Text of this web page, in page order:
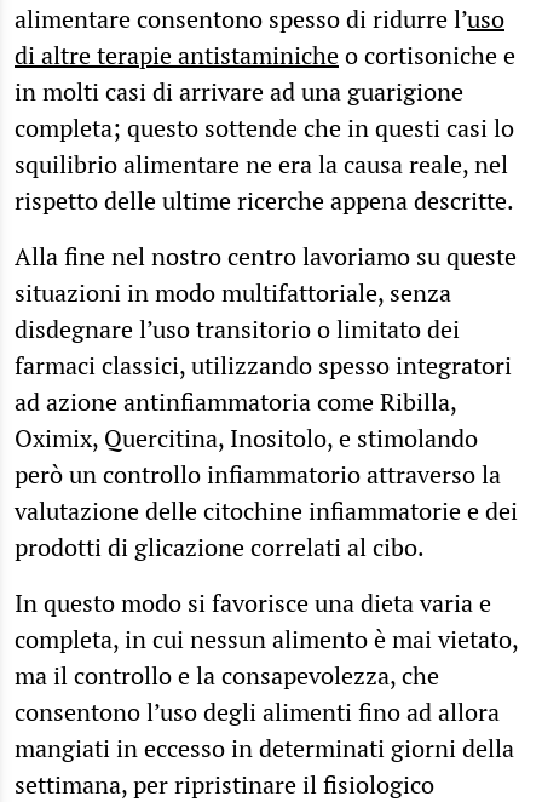
alimentare consentono spesso di ridurre l’uso
di altre terapie antistaminicheo cortisoniche e
in molti casi di arrivare ad una guarigione
completa; questo sottende che in questi casi lo
squilibrio alimentare ne era la causa reale, nel
rispetto delle ultime ricerche appena descritte.
Alla fine nel nostro centro lavoriamo su queste
situazioni in modo multifattoriale, senza
disdegnare l’uso transitorio o limitato dei
farmaci classici, utilizzando spesso integratori
ad azione antinfiammatoria come Ribilla,
Oximix, Quercitina, Inositolo, e stimolando
però un controllo infiammatorio attraverso la
valutazione delle citochine infiammatorie e dei
prodotti di glicazione correlati al cibo.
In questo modo si favorisce una dieta varia e
completa, in cui nessun alimento è mai vietato,
ma il controllo e la consapevolezza, che
consentono l’uso degli alimenti fino ad allora
mangiati in eccesso in determinati giorni della
settimana, per ripristinare il fisiologico